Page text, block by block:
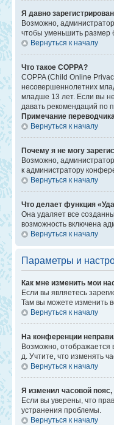
Я давно
Возможно,
чтобы уменьшить размер
Вернуться к началу
Что такое COPPA?
COPPA (Child Online
несовершеннолетних
младше 13 лет. Если вы
давать рекомендаций по
Примечание
Вернуться к началу
Почему я не могу
Возможно,
к администратору
Вернуться к началу
Что делает функция
Она удаляет все
возможность включена
Вернуться к началу
Параметры и
Как мне изменить мои
Если вы являетесь
Там вы можете изменить
Вернуться к началу
На конференции
Возможно, отображается
д. Учтите, что изменять
Вернуться к началу
Я изменил часовой
Если вы уверены, что
устранения проблемы.
Вернуться к началу